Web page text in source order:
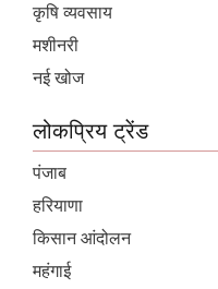
कृषि व्यवसाय
मशीनरी
नई खोज
लोकप्रिय ट्रेंड
पंजाब
हरियाणा
किसान आंदोलन
महंगाई